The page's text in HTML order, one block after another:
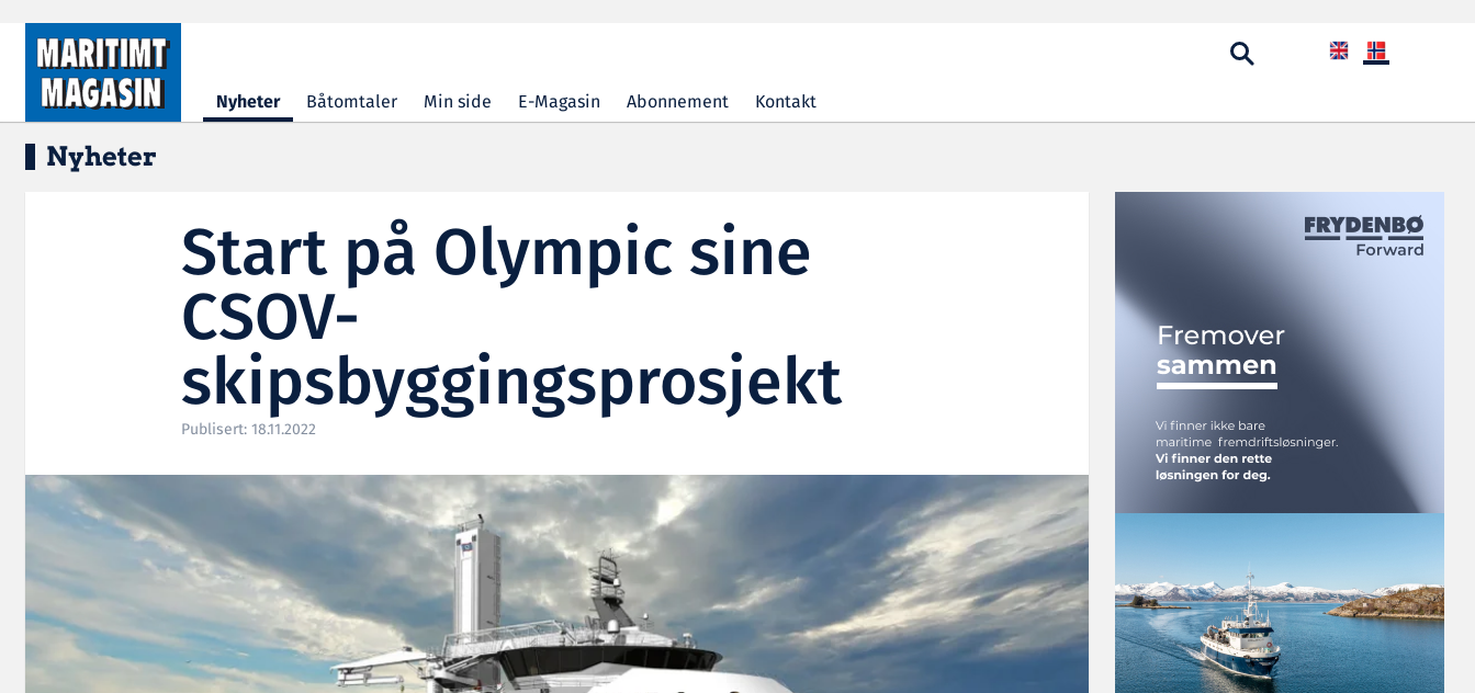
Hopp til hovedinnhold
Nyheter Båtomtaler Min side E-Magasin Abonnement Kontakt
Nyheter
Start på Olympic sine
CSOV-
skipsbyggingsprosjekt
Publisert: 18.11.2022